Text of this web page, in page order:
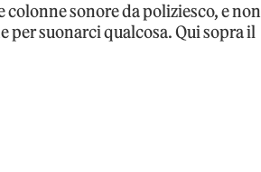
sonore da poliziesco, e non
per suonarci qualcosa. Qui sopra il